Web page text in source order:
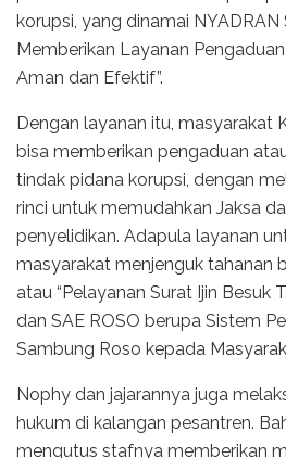
korupsi, yang dinamai NYADRAN
Memberikan Layanan
Aman dan Efektif”.
Dengan layanan itu, masyarakat
bisa memberikan pengaduan
tindak pidana korupsi, dengan
rinci untuk memudahkan Jaksa
penyelidikan. Adapula layanan
masyarakat menjenguk tahanan
atau “Pelayanan Surat Ijin Besuk
dan SAE ROSO berupa Sistem
Sambung Roso kepada
Nophy dan jajarannya juga
hukum di kalangan pesantren.
mengutus stafnya memberikan